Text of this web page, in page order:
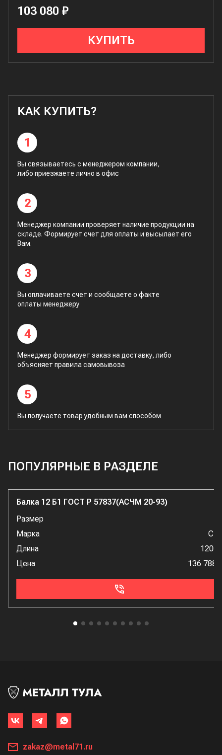
103 080 ₽
КУПИТЬ
КАК КУПИТЬ?
1
Вы связываетесь с менеджером компании,
либо приезжаете лично в офис
2
Менеджер компании проверяет наличие продукции на
складе. Формирует счет для оплаты и высылает его
Вам.
3
Вы оплачиваете счет и сообщаете о факте
оплаты менеджеру
4
Менеджер формирует заказ на доставку, либо
объясняет правила самовывоза
5
Вы получаете товар удобным вам способом
ПОПУЛЯРНЫЕ В РАЗДЕЛЕ
Балка 12 Б1 ГОСТ Р 57837(АСЧМ 20-93)
Размер
Марка
Ст3
Длина
12000
Цена
136 788 ₽
zakaz@metal71.ru